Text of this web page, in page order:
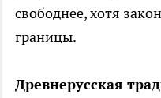
свободнее, хотя
границы.
Древнерусская